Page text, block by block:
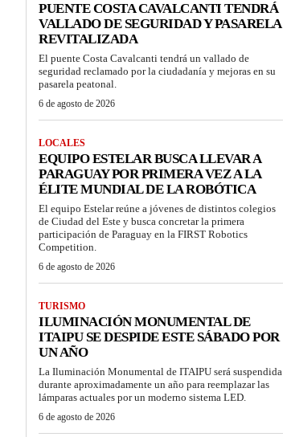
PUENTE COSTA CAVALCANTI TENDRÁ
VALLADO DE SEGURIDAD Y PASARELA
REVITALIZADA
El puente Costa Cavalcanti tendrá un vallado de
seguridad reclamado por la ciudadanía y mejoras en su
pasarela peatonal.
6 de agosto de 2026
LOCALES
EQUIPO ESTELAR BUSCA LLEVAR A
PARAGUAY POR PRIMERA VEZ A LA
ÉLITE MUNDIAL DE LA ROBÓTICA
El equipo Estelar reúne a jóvenes de distintos colegios
de Ciudad del Este y busca concretar la primera
participación de Paraguay en la FIRST Robotics
Competition.
6 de agosto de 2026
TURISMO
ILUMINACIÓN MONUMENTAL DE
ITAIPU SE DESPIDE ESTE SÁBADO POR
UN AÑO
La Iluminación Monumental de ITAIPU será suspendida
durante aproximadamente un año para reemplazar las
lámparas actuales por un moderno sistema LED.
6 de agosto de 2026